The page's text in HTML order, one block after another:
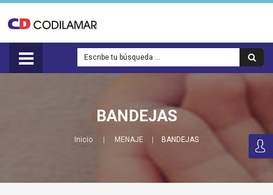
BANDEJAS
Inicio MENAJE BANDEJAS